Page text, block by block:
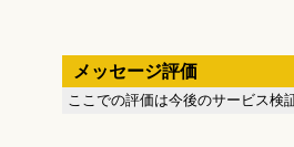
メッセージ評価
ここでの評価は今後のサービス検